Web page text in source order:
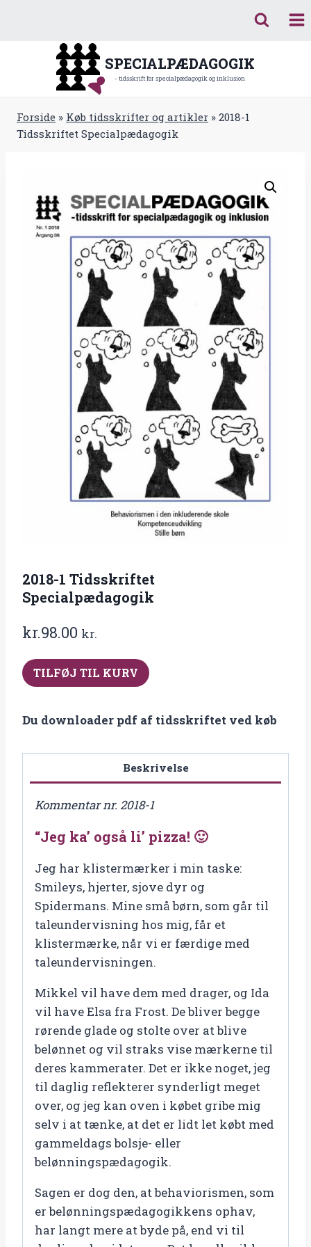
SPECIALPÆDAGOGIK
- tidsskrift for specialpædagogik og inklusion
Forside » Køb tidsskrifter og artikler » 2018-1
Tidsskriftet Specialpædagogik
2018-1 Tidsskriftet
Specialpædagogik
kr.98.00 kr.
2018-
1
Specialpædagogik
TILFØJ TIL KURV
Du downloader pdf af tidsskriftet ved køb
Beskrivelse
Kommentar nr. 2018-1
“Jeg ka’ også li’ pizza! 🙂
Jeg har klistermærker i min taske:
Smileys, hjerter, sjove dyr og
Spidermans. Mine små børn, som går til
taleundervisning hos mig, får et
klistermærke, når vi er færdige med
taleundervisningen.
Mikkel vil have dem med drager, og Ida
vil have Elsa fra Frost. De bliver begge
rørende glade og stolte over at blive
belønnet og vil straks vise mærkerne til
deres kammerater. Det er ikke noget, jeg
til daglig reflekterer synderligt meget
over, og jeg kan oven i købet gribe mig
selv i at tænke, at det er lidt let købt med
gammeldags bolsje- eller
belønningspædagogik.
Sagen er dog den, at behaviorismen, som
er belønningspædagogikkens ophav,
har langt mere at byde på, end vi til